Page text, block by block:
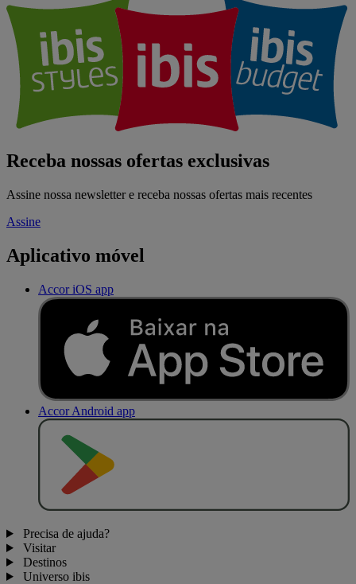
Receba nossas ofertas exclusivas
Assine nossa newsletter e receba nossas ofertas mais recentes
Assine
Aplicativo móvel
Accor iOS app
Accor Android app
Precisa de ajuda?
Visitar
Destinos
Universo ibis